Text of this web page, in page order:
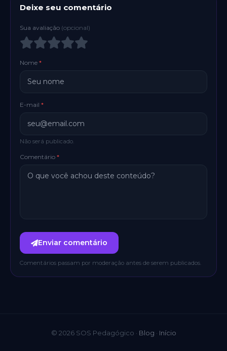
Deixe seu comentário
Sua avaliação (opcional)
Nome *
E-mail *
Não será publicado.
Comentário *
Enviar comentário
Comentários passam por moderação antes de serem publicados.
© 2026 SOS Pedagógico · Blog · Início